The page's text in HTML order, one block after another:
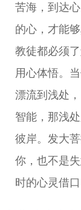
苦海，到达
的心，才能
教徒都必须
用心体悟。
漂流到浅处
智能，那浅
彼岸。发大
你，也不是
时的心灵借口